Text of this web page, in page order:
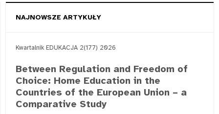
NAJNOWSZE ARTYKUŁY
Kwartalnik EDUKACJA 2(177) 2026
Between Regulation and Freedom of
Choice: Home Education in the
Countries of the European Union – a
Comparative Study